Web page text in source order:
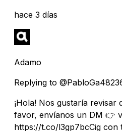
hace 3 días
Adamo
Replying to
¡Hola! Nos gustaría revisar
favor, envíanos un DM 👉
https://t.co/l3gp7bcCig con